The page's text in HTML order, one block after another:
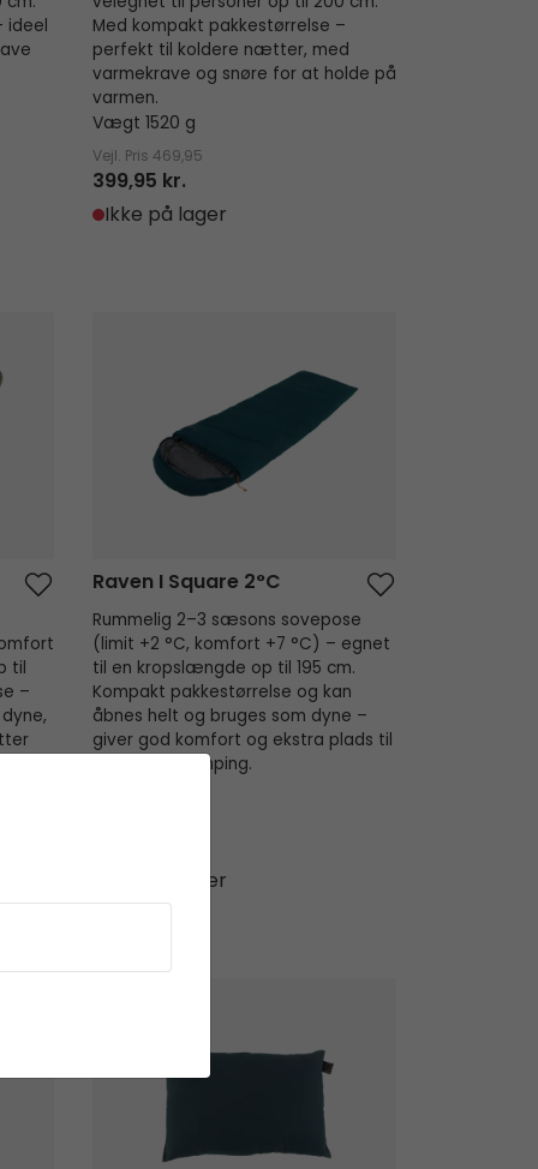
ideel
Med kompakt pakkestørrelse –
perfekt til koldere nætter, med
varmekrave og snøre for at holde på
varmen.
Vægt 1520 g
Vejl. Pris 469,95
399,95 kr.
Ikke på lager
til
–
Raven I Square 2°C
Rummelig 2–3 sæsons sovepose
(limit +2 °C, komfort +7 °C) – egnet
til en kropslængde op til 195 cm.
Kompakt pakkestørrelse og kan
åbnes helt og bruges som dyne –
giver god komfort og ekstra plads til
afslappet camping.
Ikke på lager